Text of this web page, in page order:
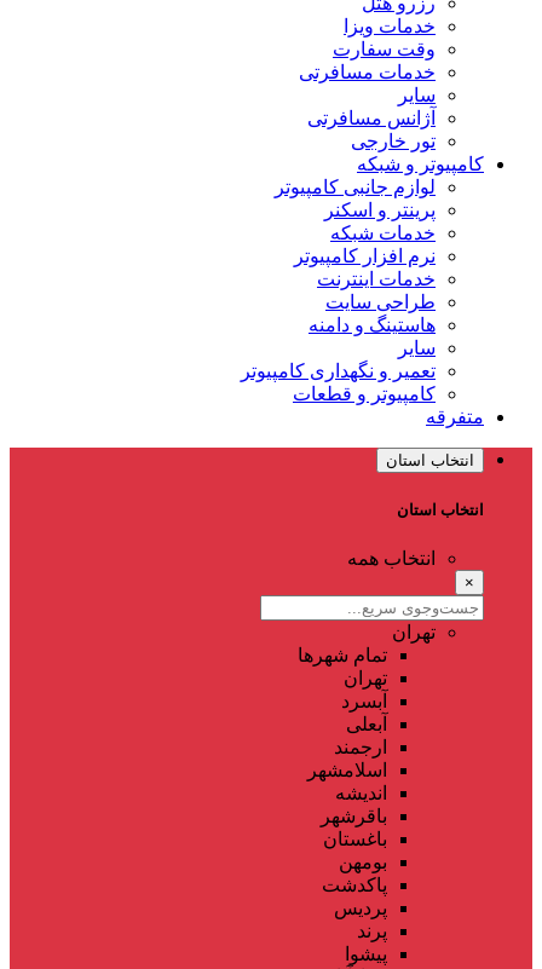
خدمات ویزا
وقت سفارت
خدمات مسافرتی
سایر
آژانس مسافرتی
تور خارجی
کامپیوتر و شبکه
لوازم جانبی کامپیوتر
پرینتر و اسکنر
خدمات شبکه
نرم افزار کامپیوتر
خدمات اینترنت
طراحی سایت
هاستینگ و دامنه
سایر
تعمیر و نگهداری کامپیوتر
کامپیوتر و قطعات
متفرقه
انتخاب استان
انتخاب استان
انتخاب همه
×
تهران
تمام شهر‌ها
تهران
آبسرد
آبعلی
ارجمند
اسلامشهر
اندیشه
باقرشهر
باغستان
بومهن
پاکدشت
پردیس
پرند
پیشوا